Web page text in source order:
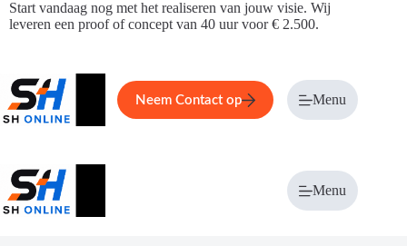
Ga
naar
Start vandaag nog met het realiseren van jouw visie. Wij
leveren een proof of concept van 40 uur voor € 2.500.
Home Service Over ons
Neem Contact op Menu
Menu